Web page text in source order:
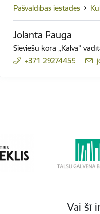
Pašvaldības iestādes
Jolanta Rauga
Sieviešu kora „Kalva”
+371 29274459
Vai šī